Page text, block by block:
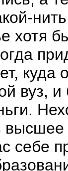
хотя
куда
вуз,
себе